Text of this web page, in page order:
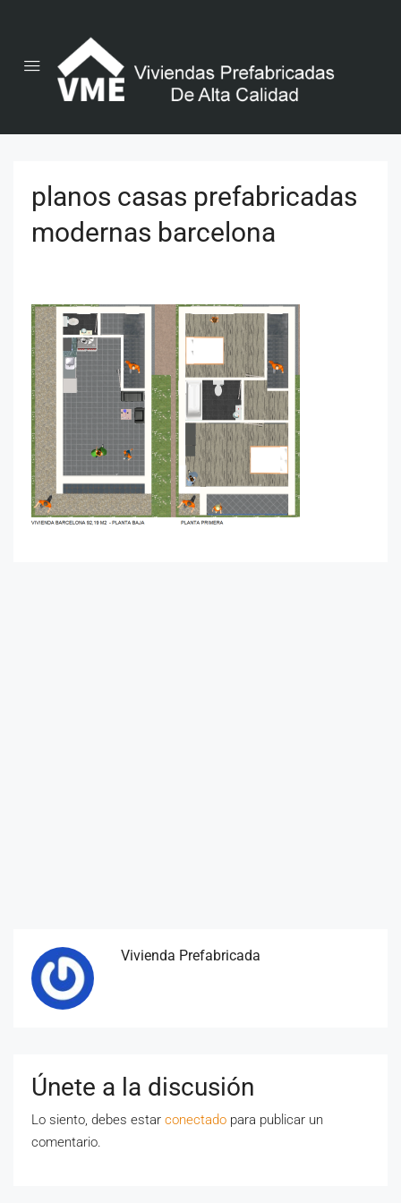
planos casas prefabricadas
modernas barcelona
Vivienda Prefabricada
Únete a la discusión
Lo siento, debes estar conectado para publicar un
comentario.